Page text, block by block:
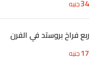
34جنيه
ربع فراخ بروستد في الفرن
17جنيه